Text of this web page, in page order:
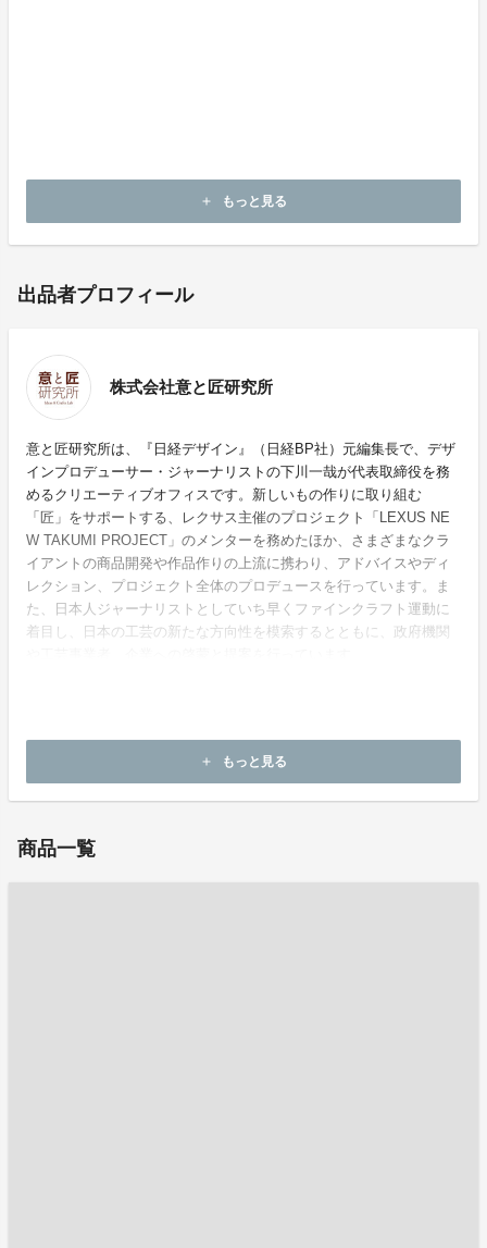
その他の特集プロジェクトを見る
add もっと見る
出品者プロフィール
株式会社意と匠研究所
意と匠研究所は、『日経デザイン』（日経BP社）元編集長で、デザ
インプロデューサー・ジャーナリストの下川一哉が代表取締役を務
めるクリエーティブオフィスです。新しいもの作りに取り組む
「匠」をサポートする、レクサス主催のプロジェクト「LEXUS NE
W TAKUMI PROJECT」のメンターを務めたほか、さまざまなクラ
イアントの商品開発や作品作りの上流に携わり、アドバイスやディ
レクション、プロジェクト全体のプロデュースを行っています。ま
た、日本人ジャーナリストとしていち早くファインクラフト運動に
着目し、日本の工芸の新たな方向性を模索するとともに、政府機関
add もっと見る
商品一覧